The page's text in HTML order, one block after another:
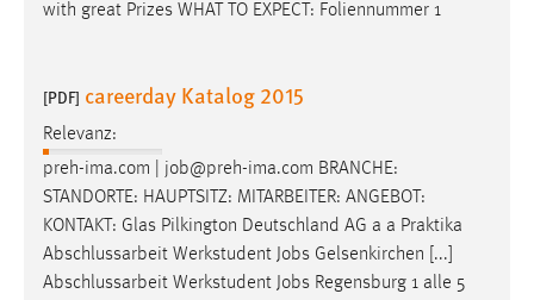
with great Prizes WHAT TO EXPECT: Foliennummer 1
[PDF] careerday Katalog 2015
Relevanz:
preh-ima.com | job@preh-ima.com BRANCHE:
STANDORTE: HAUPTSITZ: MITARBEITER: ANGEBOT:
KONTAKT: Glas Pilkington Deutschland AG a a Praktika
Abschlussarbeit Werkstudent Jobs Gelsenkirchen [...]
Abschlussarbeit Werkstudent Jobs Regensburg 1 alle 5